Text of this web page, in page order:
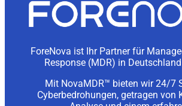
ForeNova ist Ihr Partner für
Response (MDR) in
Mit NovaMDR™ bieten wir 24/7
Cyberbedrohungen, getragen von